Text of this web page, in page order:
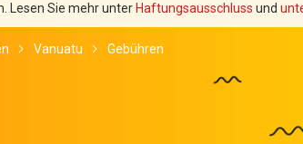
Lesen Sie mehr unter Haftungsausschluss und
Vanuatu Gebühren